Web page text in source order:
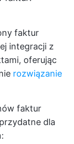
faktur
integracji z
oferując
rozwiązanie
faktur
dla